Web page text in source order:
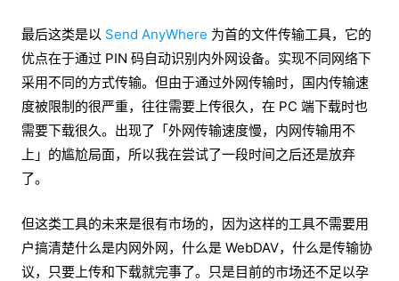
最后这类是以 Send AnyWhere 为首的文件传输工具，它的
优点在于通过 PIN 码自动识别内外网设备。实现不同网络下
采用不同的方式传输。但由于通过外网传输时，国内传输速
度被限制的很严重，往往需要上传很久，在 PC 端下载时也
需要下载很久。出现了「外网传输速度慢，内网传输用不
上」的尴尬局面，所以我在尝试了一段时间之后还是放弃
了。
但这类工具的未来是很有市场的，因为这样的工具不需要用
户搞清楚什么是内网外网，什么是 WebDAV，什么是传输协
议，只要上传和下载就完事了。只是目前的市场还不足以孕